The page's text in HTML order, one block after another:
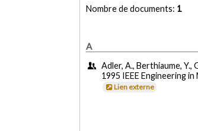
Nombre de documents: 1
A
Adler, A., Berthiaume, Y.,
1995 IEEE Engineering
Lien externe